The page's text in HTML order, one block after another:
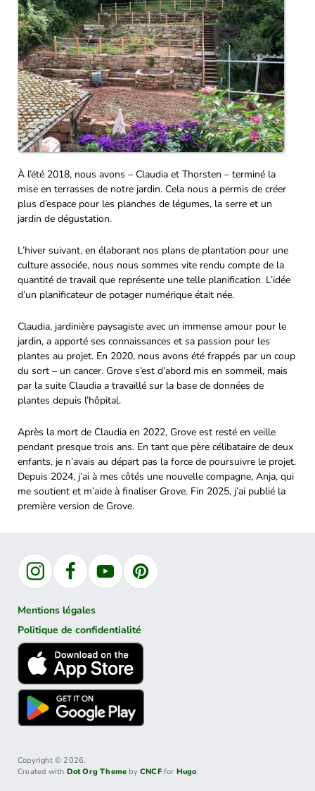
À l’été 2018, nous avons – Claudia et Thorsten – terminé la
mise en terrasses de notre jardin. Cela nous a permis de créer
plus d’espace pour les planches de légumes, la serre et un
jardin de dégustation.
L’hiver suivant, en élaborant nos plans de plantation pour une
culture associée, nous nous sommes vite rendu compte de la
quantité de travail que représente une telle planification. L’idée
d’un planificateur de potager numérique était née.
Claudia, jardinière paysagiste avec un immense amour pour le
jardin, a apporté ses connaissances et sa passion pour les
plantes au projet. En 2020, nous avons été frappés par un coup
du sort – un cancer. Grove s’est d’abord mis en sommeil, mais
par la suite Claudia a travaillé sur la base de données de
plantes depuis l’hôpital.
Après la mort de Claudia en 2022, Grove est resté en veille
pendant presque trois ans. En tant que père célibataire de deux
enfants, je n’avais au départ pas la force de poursuivre le projet.
Depuis 2024, j’ai à mes côtés une nouvelle compagne, Anja, qui
me soutient et m’aide à finaliser Grove. Fin 2025, j’ai publié la
première version de Grove.
InstagramFacebookYouTubePinterest
Mentions légales
Politique de confidentialité
Copyright © 2026.
Created with Dot Org Theme byCNCFfor Hugo.